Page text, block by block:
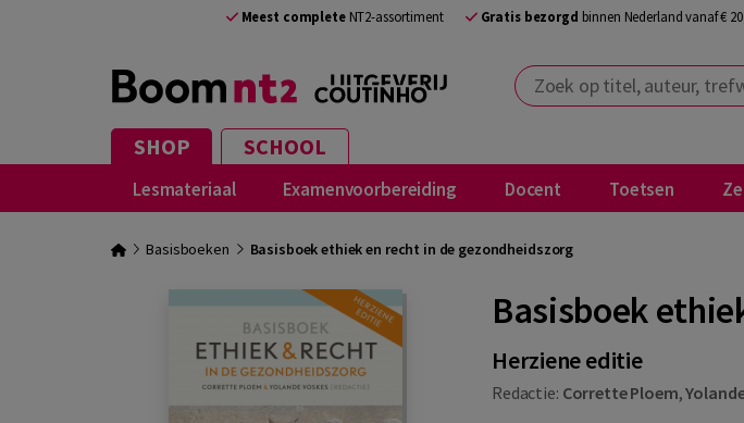
Meest completeNT2-assortiment Gratis bezorgd binnen Nederland vanaf €
Zoek op titel, auteur,
SHOP SCHOOL
Lesmateriaal Examenvoorbereiding Docent Toetsen
Basisboeken Basisboek ethiek en recht in de gezondheidszorg
Basisboek
Herziene editie
Redactie: Corrette Ploem,